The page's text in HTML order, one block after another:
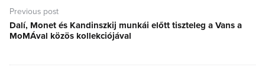
navigáció
Previous post
Previous
post:
Dalí, Monet és Kandinszkij munkái előtt tiszteleg a Vans a
MoMÁval közös kollekciójával